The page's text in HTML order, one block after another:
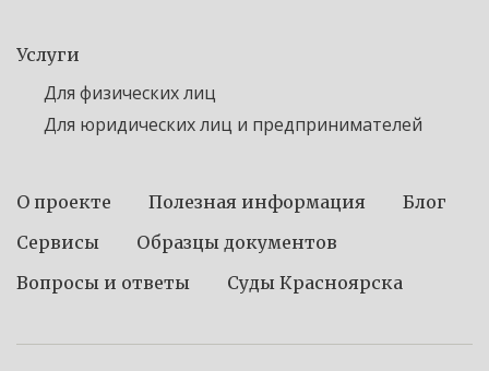
Услуги
Для физических лиц
Для юридических лиц и предпринимателей
О проекте Полезная информация
Блог
Сервисы
Образцы документов
Вопросы и ответы
Суды Красноярска